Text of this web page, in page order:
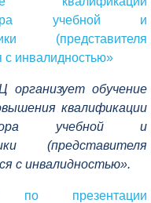
учебной и
(представителя
с инвалидностью»
обучение
квалификации
учебной и
(представителя
с инвалидностью».
по презентации